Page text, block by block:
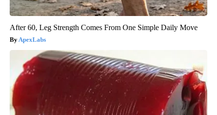
After 60, Leg Strength Comes From One Simple Daily Move
ApexLabs